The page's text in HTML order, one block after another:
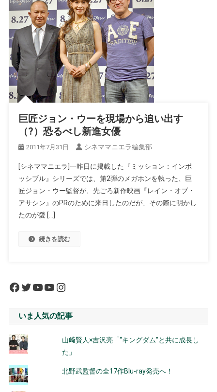
巨匠ジョン・ウーを現場から追い出す
（?）恐るべし新進女優
2011年7月31日 シネママニエラ編集部
[シネママニエラ]一昨日に掲載した『ミッション：インポ
ッシブル』シリーズでは、第2弾のメガホンを執った、巨
匠ジョン・ウー監督が、先ごろ新作映画『レイン・オブ・
アサシン』のPRのために来日したのだが、その際に明かし
たのが愛 […]
続きを読む
Facebook
Twitter
YouTube
YouTube
Instagram
いま人気の記事
山﨑賢人×吉沢亮「“キングダム”と共に成長し
た」
北野武監督の全17作Blu-ray発売へ！